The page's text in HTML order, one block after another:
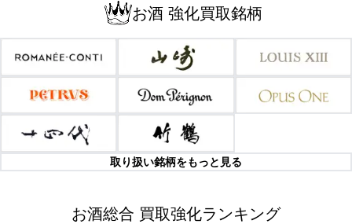
お酒 強化買取銘柄
取り扱い銘柄をもっと見る
お酒総合 買取強化ランキング